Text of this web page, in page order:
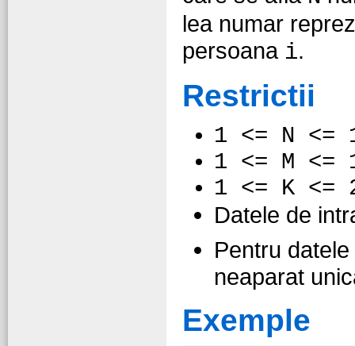
lea numar
persoana i.
Restrictii
1 <= N <=
1 <= M <=
1 <= K <=
Datele de
Pentru
neaparat
Exemple